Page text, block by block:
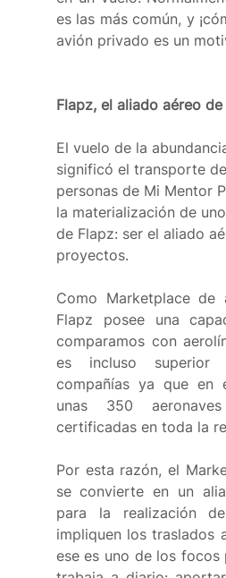
es las más común, y
avión privado es un
Flapz, el aliado aéreo
El vuelo de la
significó el transporte
personas de Mi Mentor
la materialización de
de Flapz: ser el aliado
proyectos.
Como Marketplace de
Flapz posee una
comparamos con
es incluso
compañías ya que en
unas 350
certificadas en toda la
Por esta razón, el
se convierte en un
para la realización
impliquen los traslados
ese es uno de los focos